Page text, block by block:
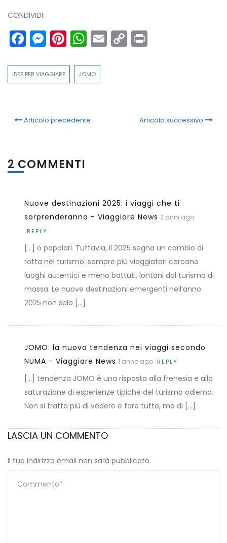
CONDIVIDI:
Facebook
Messenger
Pinterest
WhatsApp
Email
Copy
IDEE PER VIAGGIARE JOMO
Articolo precedente Articolo successivo
2 COMMENTI
Nuove destinazioni 2025: i viaggi che ti
sorprenderanno - Viaggiare News 2 anni ago
REPLY
[…] o popolari. Tuttavia, il 2025 segna un cambio di
rotta nel turismo: sempre più viaggiatori cercano
luoghi autentici e meno battuti, lontani dal turismo di
massa. Le nuove destinazioni emergenti nell’anno
2025 non solo […]
JOMO: la nuova tendenza nei viaggi secondo
NUMA - Viaggiare News 1 anno ago REPLY
[…] tendenza JOMO è una risposta alla frenesia e alla
saturazione di esperienze tipiche del turismo odierno.
Non si tratta più di vedere e fare tutto, ma di […]
LASCIA UN COMMENTO
Il tuo indirizzo email non sarà pubblicato.